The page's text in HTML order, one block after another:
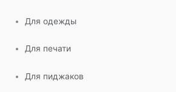
Для одежды
Для печати
Для пиджаков